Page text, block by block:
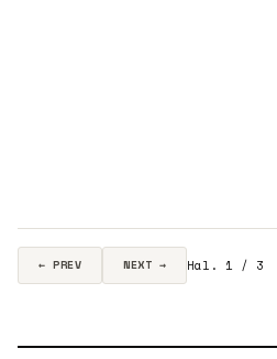
← PREV NEXT → Hal. 1 / 3